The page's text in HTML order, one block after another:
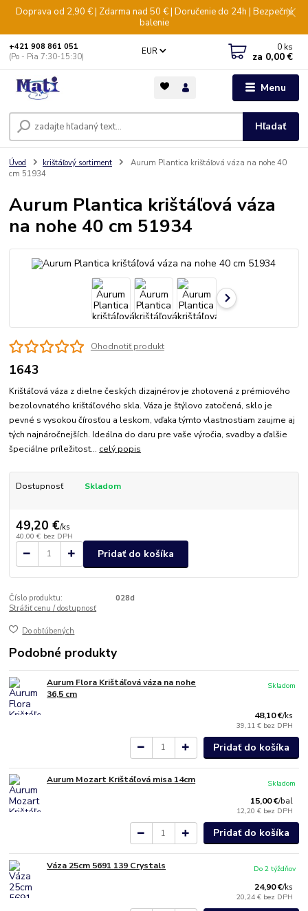
Doprava od 2,90 € | Zdarma nad 50 € | Doručenie do 24h | Bezpečné
balenie
Menu
EUR
Hľadať
+421 908 861 051
(Po - Pia 7:30-15:30)
0 ks
za 0,00 €
Úvod krištáľový sortiment
Aurum Plantica krištáľová váza na nohe 40
cm 51934
Aurum Plantica krištáľová váza
na nohe 40 cm 51934
Ohodnotiť produkt
1643
Krištáľová váza z dielne českých dizajnérov je zhotovená z prémiového
bezolovnatého krištáľového skla. Váza je štýlovo zatočená, sklo je
pevné s vysokou čírosťou a leskom, vďaka týmto vlastnostiam zaujme aj
tých najnáročnejších. Ideálna do daru pre vaše výročia, svadby a ďalšie
špeciálne príležitost... celý popis
Dostupnosť Skladom
49,20 €/ks
40,00 € bez DPH
Pridať do košíka
Číslo produktu:
028d
Strážiť cenu / dostupnosť
Do obľúbených
Podobné produkty
Aurum Flora Krištáľová váza na nohe
36,5 cm
48,10 €/ks
39,11 € bez DPH
Skladom
Pridať do košíka
Aurum Mozart Krištáľová misa 14cm
15,00 €/bal
12,20 € bez DPH
Skladom
Pridať do košíka
Váza 25cm 5691 139 Crystals
24,90 €/ks
20,24 € bez DPH
Do 2 týždňov